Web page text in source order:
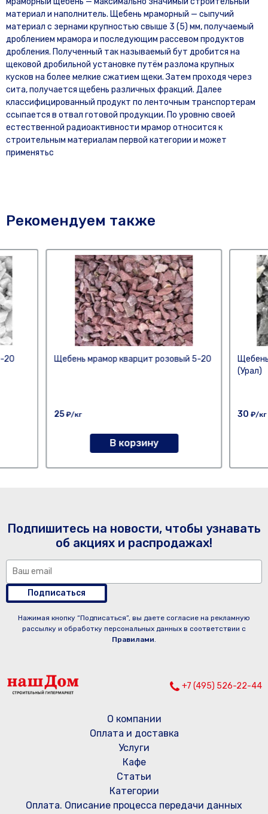
материал и наполнитель. Щебень мраморный — сыпучий
материал с зернами крупностью свыше 3 (5) мм, получаемый
дроблением мрамора и последующим рассевом продуктов
дробления. Полученный так называемый бут дробится на
щековой дробильной установке путём разлома крупных
кусков на более мелкие сжатием щеки. Затем проходя через
сита, получается щебень различных фракций. Далее
классифицированный продукт по ленточным транспортерам
ссыпается в отвал готовой продукции. По уровню своей
естественной радиоактивности мрамор относится к
строительным материалам первой категории и может
применятьс
Рекомендуем также
20 Щебень мрамор кварцит розовый 5-20
25₽/кг
В корзину
(Урал)
30 ₽/кг
Подпишитесь на новости, чтобы узнавать
об акциях и распродажах!
Подписаться
Нажимая кнопку “Подписаться”, вы даете согласие на рекламную
рассылку и обработку персональных данных в соответствии с
Правилами.
+7 (495) 526-22-44
О компании
Оплата и доставка
Услуги
Кафе
Статьи
Категории
Оплата. Описание процесса передачи данных